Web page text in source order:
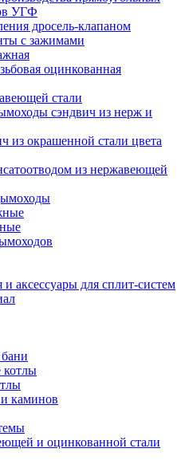
УГФ
дросель-клапаном
с зажимами
оцинкованная
стали
сэндвич из нерж и
из окрашенной стали цвета
из нержавеющей
аксессуары для сплит-систем
котлы
каминов
и оцинкованной стали